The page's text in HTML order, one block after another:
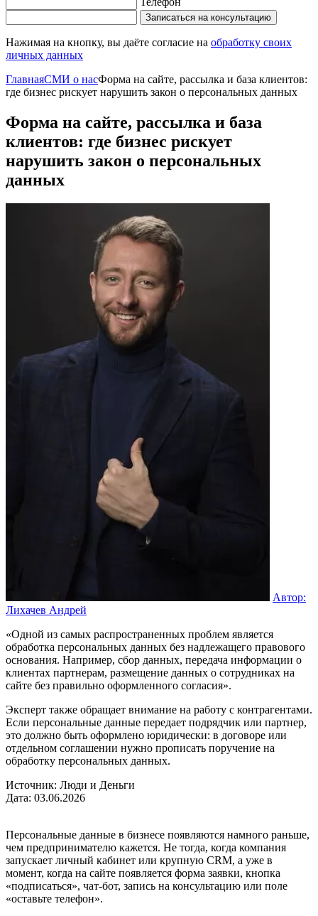
Записаться на консультацию
Нажимая на кнопку, вы даёте согласие на обработку своих
личных данных
ГлавнаяСМИ о насФорма на сайте, рассылка и база клиентов:
где бизнес рискует нарушить закон о персональных данных
Форма на сайте, рассылка и база
клиентов: где бизнес рискует
нарушить закон о персональных
данных
Автор:
Лихачев Андрей
«Одной из самых распространенных проблем является
обработка персональных данных без надлежащего правового
основания. Например, сбор данных, передача информации о
клиентах партнерам, размещение данных о сотрудниках на
сайте без правильно оформленного согласия».
Эксперт также обращает внимание на работу с контрагентами.
Если персональные данные передает подрядчик или партнер,
это должно быть оформлено юридически: в договоре или
отдельном соглашении нужно прописать поручение на
обработку персональных данных.
Источник: Люди и Деньги
Дата: 03.06.2026
Персональные данные в бизнесе появляются намного раньше,
чем предпринимателю кажется. Не тогда, когда компания
запускает личный кабинет или крупную CRM, а уже в
момент, когда на сайте появляется форма заявки, кнопка
«подписаться», чат-бот, запись на консультацию или поле
«оставьте телефон».